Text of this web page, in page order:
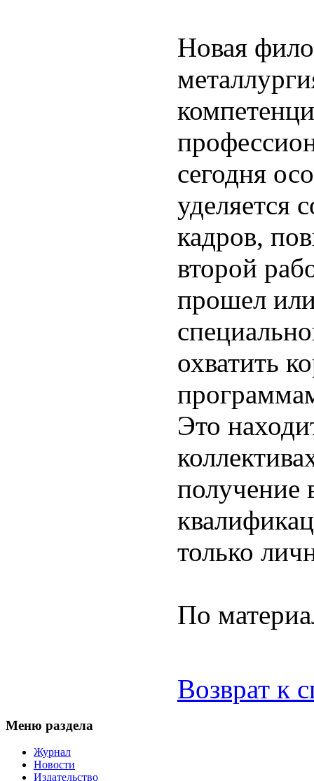
Новая
сегодня
уделяется
кадров,
второй
прошел
охватить
Это
получение
только
По
Возврат к
Меню раздела
Журнал
Новости
Издательство